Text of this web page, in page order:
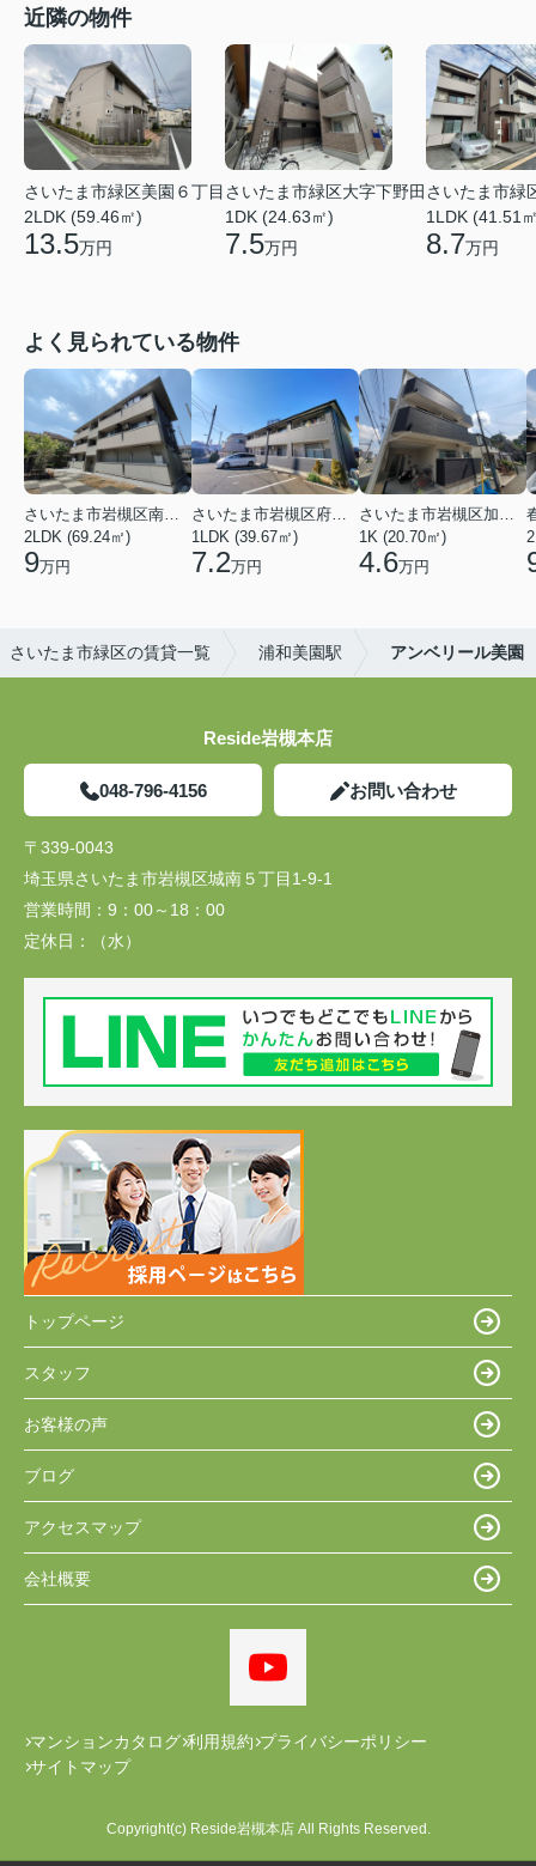
近隣の物件
さいたま市緑区美園６丁目
2LDK (59.46㎡)
13.5万円
さいたま市緑区大字下野田
1DK (24.63㎡)
7.5万円
さいたま市緑
1LDK (41.51
8.7万円
よく見られている物件
さいたま市岩槻区南平野４丁目
2LDK (69.24㎡)
9万円
さいたま市岩槻区府内１丁目
1LDK (39.67㎡)
7.2万円
さいたま市岩槻区加倉１丁目
1K (20.70㎡)
4.6万円
さいたま市緑区の賃貸一覧 浦和美園駅 アンベリール美園
Reside岩槻本店
048-796-4156 お問い合わせ
〒339-0043
埼玉県さいたま市岩槻区城南５丁目1-9-1
営業時間： 9：00～18：00
定休日：
（水）
トップページ
スタッフ
お客様の声
ブログ
アクセスマップ
会社概要
マンションカタログ 利用規約 プライバシーポリシー
サイトマップ
Copyright(c) Reside岩槻本店 All Rights Reserved.